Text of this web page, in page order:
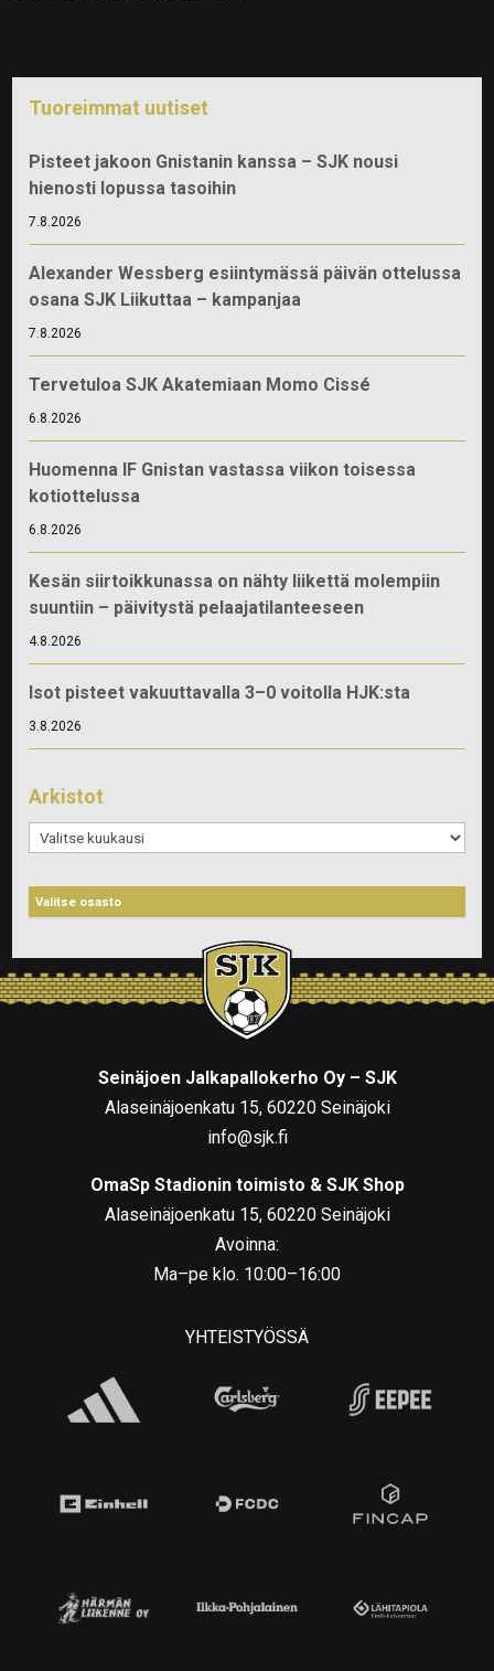
Tuoreimmat uutiset
Pisteet jakoon Gnistanin kanssa – SJK nousi
hienosti lopussa tasoihin
7.8.2026
Alexander Wessberg esiintymässä päivän ottelussa
osana SJK Liikuttaa – kampanjaa
7.8.2026
Tervetuloa SJK Akatemiaan Momo Cissé
6.8.2026
Huomenna IF Gnistan vastassa viikon toisessa
kotiottelussa
6.8.2026
Kesän siirtoikkunassa on nähty liikettä molempiin
suuntiin – päivitystä pelaajatilanteeseen
4.8.2026
Isot pisteet vakuuttavalla 3–0 voitolla HJK:sta
3.8.2026
Arkistot
Arkistot
Seinäjoen Jalkapallokerho Oy – SJK
Alaseinäjoenkatu 15, 60220 Seinäjoki
info@sjk.fi
OmaSp Stadionin toimisto & SJK Shop
Alaseinäjoenkatu 15, 60220 Seinäjoki
Avoinna:
Ma–pe klo. 10:00–16:00
YHTEISTYÖSSÄ